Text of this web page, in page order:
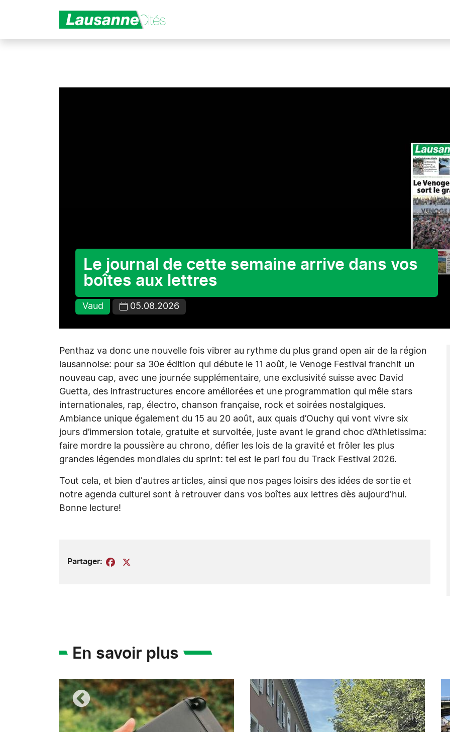
Le journal de cette semaine arrive dans vos
boîtes aux lettres
Vaud 05.08.2026
Penthaz va donc une nouvelle fois vibrer au rythme du plus grand open air de la région
lausannoise: pour sa 30e édition qui débute le 11 août, le Venoge Festival franchit un
nouveau cap, avec une journée supplémentaire, une exclusivité suisse avec David
Guetta, des infrastructures encore améliorées et une programmation qui mêle stars
internationales, rap, électro, chanson française, rock et soirées nostalgiques.
Ambiance unique également du 15 au 20 août, aux quais d’Ouchy qui vont vivre six
jours d’immersion totale, gratuite et survoltée, juste avant le grand choc d’Athletissima:
faire mordre la poussière au chrono, défier les lois de la gravité et frôler les plus
grandes légendes mondiales du sprint: tel est le pari fou du Track Festival 2026.
Tout cela, et bien d'autres articles, ainsi que nos pages loisirs des idées de sortie et
notre agenda culturel sont à retrouver dans vos boîtes aux lettres dès aujourd'hui.
Bonne lecture!
Partager: Facebook
En savoir plus